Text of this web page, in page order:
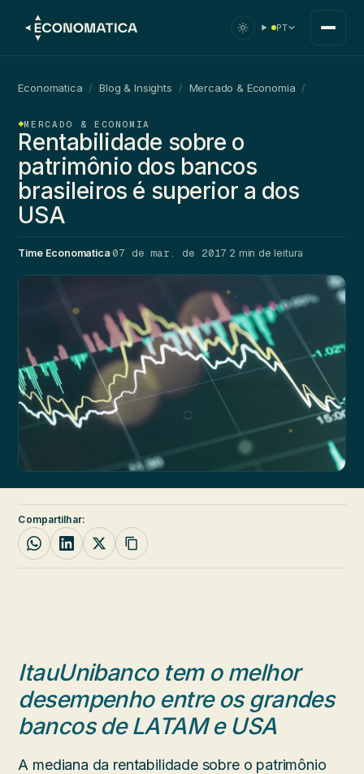
PT
Economatica / Blog & Insights / Mercado & Economia /
MERCADO & ECONOMIA
Rentabilidade sobre o
patrimônio dos bancos
brasileiros é superior a dos
USA
Time Economatica·07 de mar. de 2017·2 min de leitura
Compartilhar:
ItauUnibanco tem o melhor
desempenho entre os grandes
bancos de LATAM e USA
A mediana da rentabilidade sobre o patrimônio